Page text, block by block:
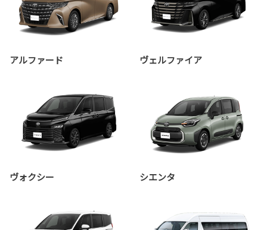
アルファード ヴェルファイア
ヴォクシー シエンタ